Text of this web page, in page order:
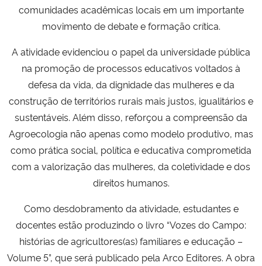
comunidades acadêmicas locais em um importante
movimento de debate e formação crítica.
A atividade evidenciou o papel da universidade pública
na promoção de processos educativos voltados à
defesa da vida, da dignidade das mulheres e da
construção de territórios rurais mais justos, igualitários e
sustentáveis. Além disso, reforçou a compreensão da
Agroecologia não apenas como modelo produtivo, mas
como prática social, política e educativa comprometida
com a valorização das mulheres, da coletividade e dos
direitos humanos.
Como desdobramento da atividade, estudantes e
docentes estão produzindo o livro “Vozes do Campo:
histórias de agricultores(as) familiares e educação –
Volume 5”, que será publicado pela Arco Editores. A obra